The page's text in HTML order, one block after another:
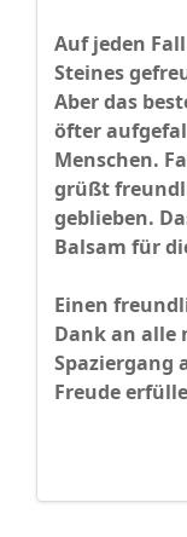
Auf jeden
Steines
Aber das
öfter
Menschen.
grüßt
geblieben.
Balsam für
Einen
Dank an alle
Spaziergang
Freude